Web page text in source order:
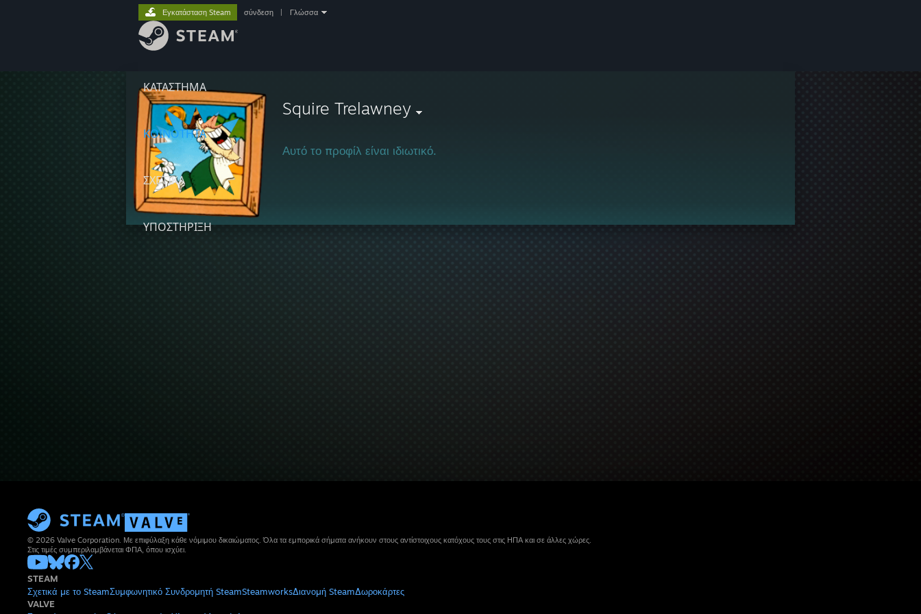
ΚΑΤΑΣΤΗΜΑ
ΚΟΙΝΟΤΗΤΑ
ΣΧΕΤΙΚΆ
ΥΠΟΣΤΗΡΙΞΗ
Εγκατάσταση Steam σύνδεση Γλώσσα
Squire Trelawney
Αυτό το προφίλ είναι ιδιωτικό.
© 2026 Valve Corporation. Με επιφύλαξη κάθε νόμιμου δικαιώματος. Όλα τα εμπορικά σήματα ανήκουν στους αντίστοιχους κατόχους τους στις ΗΠΑ και σε άλλες χώρες.
Στις τιμές συμπεριλαμβάνεται ΦΠΑ, όπου ισχύει.
STEAM
Σχετικά με το SteamΣυμφωνητικό Συνδρομητή SteamSteamworksΔιανομή SteamΔωροκάρτες
VALVE